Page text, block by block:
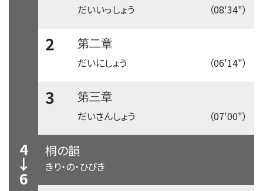
（08'34"）
だいいっしょう
2
第二章
（06'14"）
だいにしょう
3
第三章
（07'00"）
だいさんしょう
4
↓
6
桐の韻
きり・の・ひびき